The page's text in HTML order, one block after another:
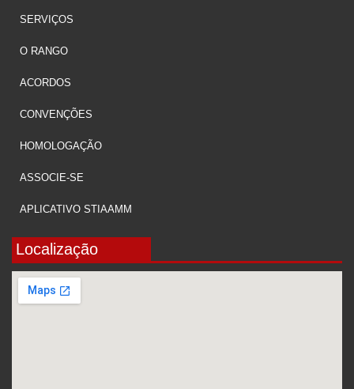
SERVIÇOS
O RANGO
ACORDOS
CONVENÇÕES
HOMOLOGAÇÃO
ASSOCIE-SE
APLICATIVO STIAAMM
Localização